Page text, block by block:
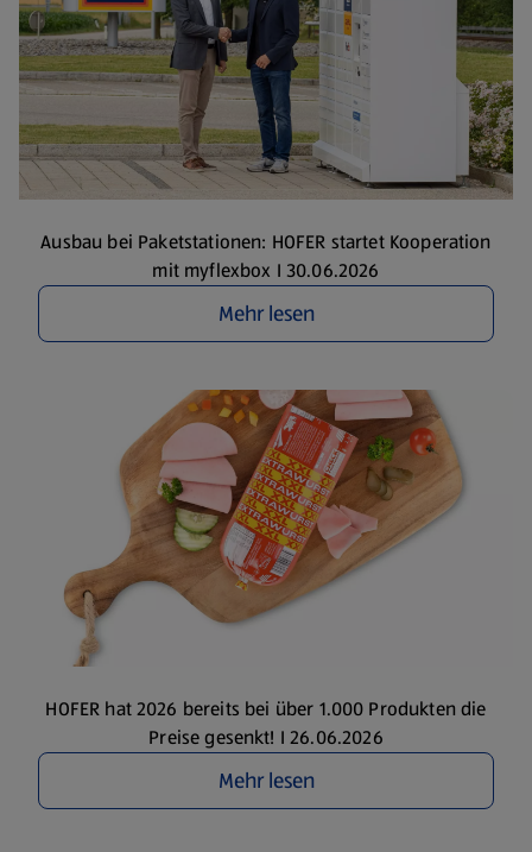
Ausbau bei Paketstationen: HOFER startet Kooperation
mit myflexbox I 30.06.2026
Mehr lesen
HOFER hat 2026 bereits bei über 1.000 Produkten die
Preise gesenkt! I 26.06.2026
Mehr lesen